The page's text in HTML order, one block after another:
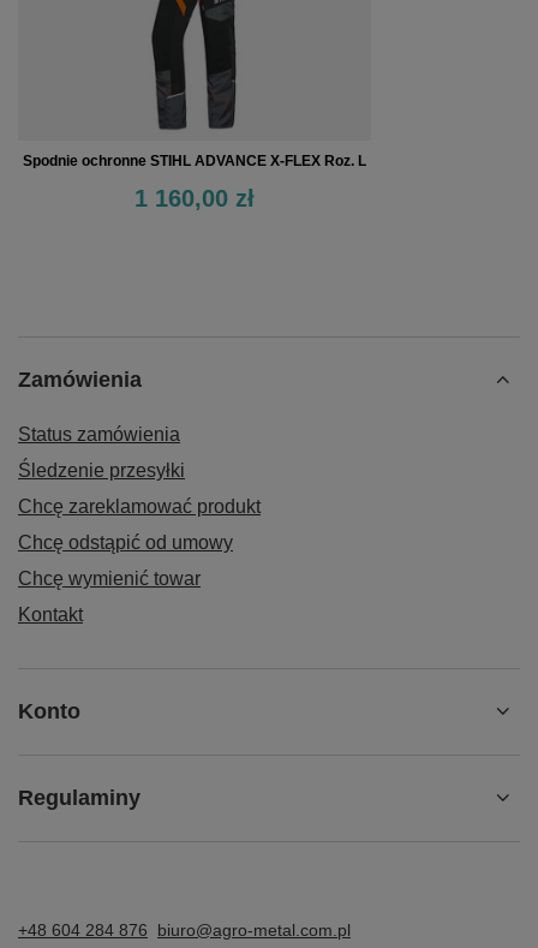
Spodnie ochronne STIHL ADVANCE X-FLEX Roz. L
1 160,00 zł
Zamówienia
Status zamówienia
Śledzenie przesyłki
Chcę zareklamować produkt
Chcę odstąpić od umowy
Chcę wymienić towar
Kontakt
Konto
Regulaminy
+48 604 284 876 biuro@agro-metal.com.pl